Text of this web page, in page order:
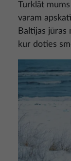
Turklāt
varam
Baltijas jūras
kur doties